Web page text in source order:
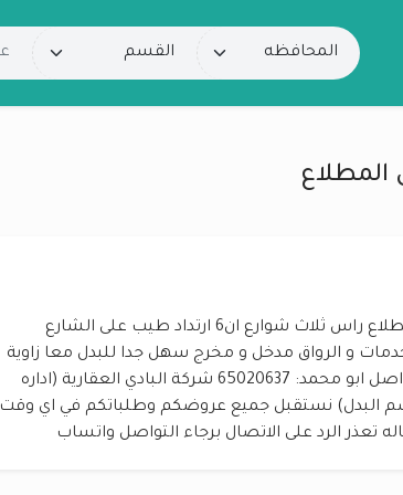
المطلاع
لايطوفكم للبدل المطلاع راس ثلاث شوارع ان6 ارتداد طيب على الشارع
و الرواق مدخل و مخرج سهل جدا للبدل معا زاوية
داخلية N9 فقط للتواصل ابو محمد: 65020637 شركة البادي العقارية (اداره
البدل) نستقبل جميع عروضكم وطلباتكم في اي وقت
تعذر الرد على الاتصال برجاء التواصل واتساب